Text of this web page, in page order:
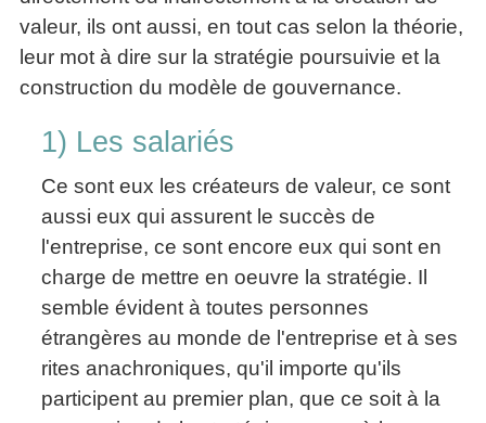
valeur, ils ont aussi, en tout cas selon la théorie,
leur mot à dire sur la stratégie poursuivie et la
construction du modèle de gouvernance.
1) Les salariés
Ce sont eux les créateurs de valeur, ce sont
aussi eux qui assurent le succès de
l'entreprise, ce sont encore eux qui sont en
charge de mettre en oeuvre la stratégie. Il
semble évident à toutes personnes
étrangères au monde de l'entreprise et à ses
rites anachroniques, qu'il importe qu'ils
participent au premier plan, que ce soit à la